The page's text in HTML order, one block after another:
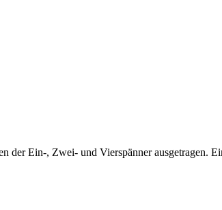
der Ein-, Zwei- und Vierspänner ausgetragen.